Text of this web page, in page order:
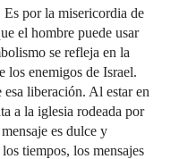
por la misericordia de
el hombre puede usar
se refleja en la
los enemigos de Israel.
liberación. Al estar en
a la iglesia rodeada por
es dulce y
tiempos, los mensajes